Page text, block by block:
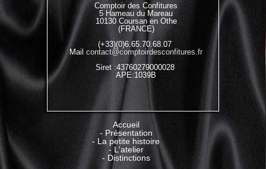
Comptoir des Confitures
5 Hameau du Mareau
10130 Coursan en Othe
(FRANCE)
(+33)(0)6.65.70.68.07
Mail contact@comptoirdesconfitures.fr
Siret :43760279000028
APE:1039B
Accueil
- Présentation
- La petite histoire
- L'atelier
- Distinctions